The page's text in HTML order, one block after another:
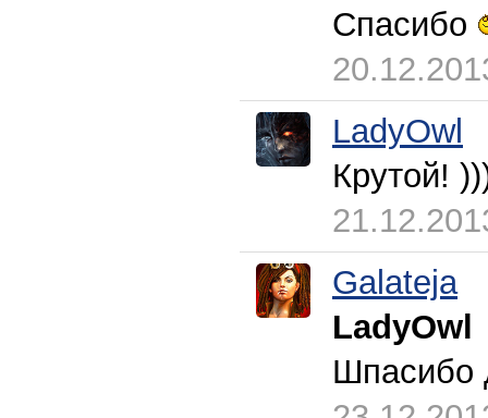
Спасибо
LadyOwl
Крутой!
Galateja
LadyOwl
Шпасибо